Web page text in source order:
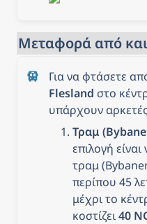
Μεταφορά από
Για να φτάσετε
Flesland στο
υπάρχουν
Τραμ
επιλογή
τραμ
περίπου 45
μέχρι το
κοστίζει 40